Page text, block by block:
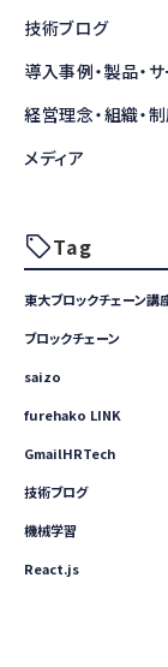
技術ブログ
導入事例・製品・
経営理念・組織・
メディア
Tag
東大ブロックチェーン講
ブロックチェーン
saizo
furehako LINK
GmailHRTech
技術ブログ
機械学習
React.js